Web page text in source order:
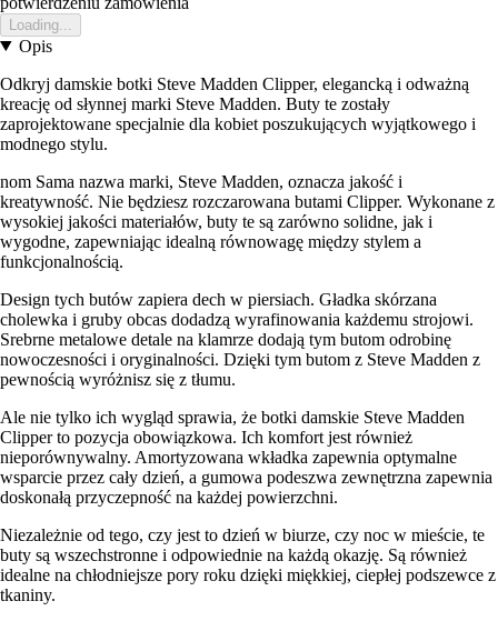
Loading...
Opis
Odkryj damskie botki Steve Madden Clipper, elegancką i odważną
kreację od słynnej marki Steve Madden. Buty te zostały
zaprojektowane specjalnie dla kobiet poszukujących wyjątkowego i
modnego stylu.
nom Sama nazwa marki, Steve Madden, oznacza jakość i
kreatywność. Nie będziesz rozczarowana butami Clipper. Wykonane z
wysokiej jakości materiałów, buty te są zarówno solidne, jak i
wygodne, zapewniając idealną równowagę między stylem a
funkcjonalnością.
Design tych butów zapiera dech w piersiach. Gładka skórzana
cholewka i gruby obcas dodadzą wyrafinowania każdemu strojowi.
Srebrne metalowe detale na klamrze dodają tym butom odrobinę
nowoczesności i oryginalności. Dzięki tym butom z Steve Madden z
pewnością wyróżnisz się z tłumu.
Ale nie tylko ich wygląd sprawia, że botki damskie Steve Madden
Clipper to pozycja obowiązkowa. Ich komfort jest również
nieporównywalny. Amortyzowana wkładka zapewnia optymalne
wsparcie przez cały dzień, a gumowa podeszwa zewnętrzna zapewnia
doskonałą przyczepność na każdej powierzchni.
Niezależnie od tego, czy jest to dzień w biurze, czy noc w mieście, te
buty są wszechstronne i odpowiednie na każdą okazję. Są również
idealne na chłodniejsze pory roku dzięki miękkiej, ciepłej podszewce z
tkaniny.